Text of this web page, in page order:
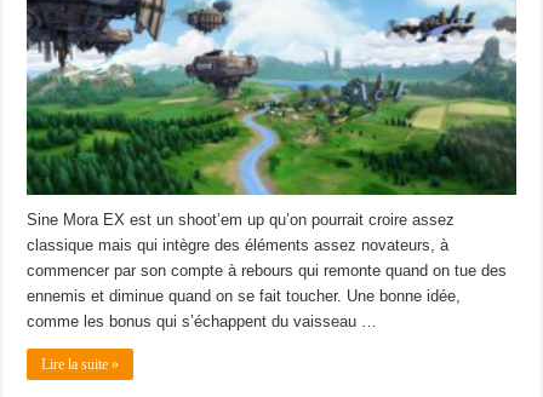
Sine Mora EX est un shoot’em up qu’on pourrait croire assez
classique mais qui intègre des éléments assez novateurs, à
commencer par son compte à rebours qui remonte quand on tue des
ennemis et diminue quand on se fait toucher. Une bonne idée,
comme les bonus qui s’échappent du vaisseau …
Lire la suite »